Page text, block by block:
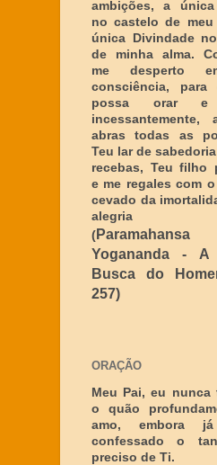
ambições, a
no castelo de meu
única Divindade
de minha alma.
me desperto
consciência, para
possa orar e
incessantemente,
abras todas as
Teu lar de
recebas, Teu filho
e me regales com
cevado da
alegria
( Paramahansa
Yogananda - A
Busca do
257)
ORAÇÃO
Meu Pai, eu nunca
o quão
amo, embora
confessado o
preciso de Ti.